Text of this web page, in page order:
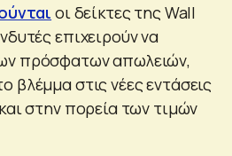
οι δείκτες της Wall
επιχειρούν να
πρόσφατων απωλειών,
βλέμμα στις νέες εντάσεις
στην πορεία των τιμών